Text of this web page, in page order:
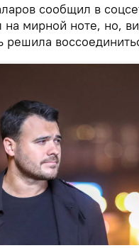
сообщил в
на мирной ноте, но,
решила